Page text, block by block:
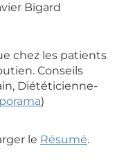
Bigard
chez les patients
Conseils
Diététicienne-
)
le Résumé.